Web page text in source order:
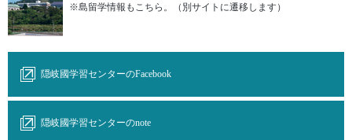
※島留学情報もこちら。（別サイトに遷移します）
隠岐國学習センターのFacebook
隠岐國学習センターのnote